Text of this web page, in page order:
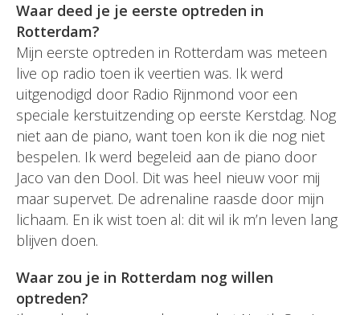
Waar deed je je eerste optreden in
Rotterdam?
Mijn eerste optreden in Rotterdam was meteen
live op radio toen ik veertien was. Ik werd
uitgenodigd door Radio Rijnmond voor een
speciale kerstuitzending op eerste Kerstdag. Nog
niet aan de piano, want toen kon ik die nog niet
bespelen. Ik werd begeleid aan de piano door
Jaco van den Dool. Dit was heel nieuw voor mij
maar supervet. De adrenaline raasde door mijn
lichaam. En ik wist toen al: dit wil ik m’n leven lang
blijven doen.
Waar zou je in Rotterdam nog willen
optreden?